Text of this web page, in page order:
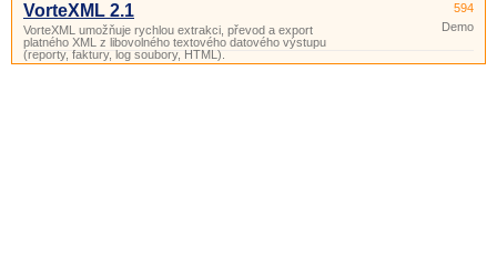
VorteXML 2.1
VorteXML umožňuje rychlou extrakci, převod a export
platného XML z libovolného textového datového výstupu
(reporty, faktury, log soubory, HTML).
594
Demo